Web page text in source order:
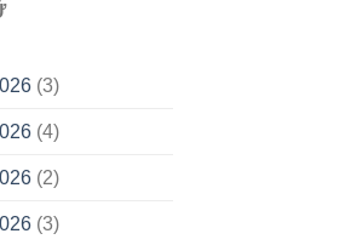
(3)
(4)
(2)
(3)